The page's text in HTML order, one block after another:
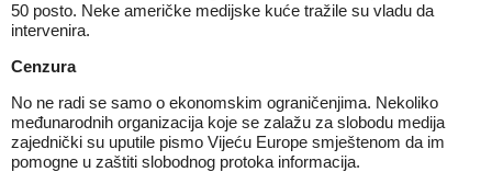
50 posto. Neke američke medijske kuće tražile su vladu da
intervenira.
Cenzura
No ne radi se samo o ekonomskim ograničenjima. Nekoliko
međunarodnih organizacija koje se zalažu za slobodu medija
zajednički su uputile pismo Vijeću Europe smještenom da im
pomogne u zaštiti slobodnog protoka informacija.